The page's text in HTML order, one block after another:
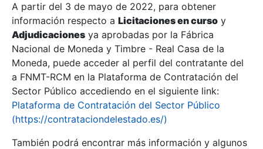
Mostrar/Ocultar
A partir del 3 de mayo de 2022, para obtener
información respecto a Licitaciones en curso y
Adjudicaciones ya aprobadas por la Fábrica
Nacional de Moneda y Timbre - Real Casa de la
Moneda, puede acceder al perfil del contratante del
a FNMT-RCM en la Plataforma de Contratación del
Sector Público accediendo en el siguiente link:
Plataforma de Contratación del Sector Público
(https://contrataciondelestado.es/)
También podrá encontrar más información y algunos